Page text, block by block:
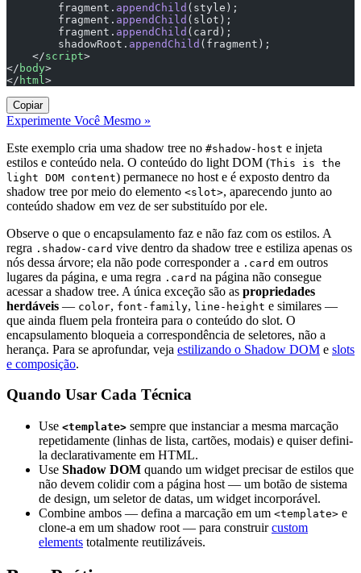
        fragment.
appendChild (style);
        fragment.
appendChild (slot);
        fragment.
appendChild (card);
        shadowRoot.
appendChild (fragment);
    </
script>
</ body>
</ html >
Copiar
Experimente Você Mesmo »
Este exemplo cria uma shadow tree no #shadow-host e injeta
estilos e conteúdo nela. O conteúdo do light DOM (This is the
light DOM content) permanece no host e é exposto dentro da
shadow tree por meio do elemento <slot>, aparecendo junto ao
conteúdo shadow em vez de ser substituído por ele.
Observe o que o encapsulamento faz e não faz com os estilos. A
regra .shadow-card vive dentro da shadow tree e estiliza apenas os
nós dessa árvore; ela não pode corresponder a .card em outros
lugares da página, e uma regra .card na página não consegue
acessar a shadow tree. A única exceção são as propriedades
herdáveis — color, font-family, line-height e similares —
que ainda fluem pela fronteira para o conteúdo do slot. O
encapsulamento bloqueia a correspondência de seletores, não a
herança. Para se aprofundar, veja estilizando o Shadow DOM e slots
e composição.
Quando Usar Cada Técnica
Use <template> sempre que instanciar a mesma marcação
repetidamente (linhas de lista, cartões, modais) e quiser defini-
la declarativamente em HTML.
Use Shadow DOM quando um widget precisar de estilos que
não devem colidir com a página host — um botão de sistema
de design, um seletor de datas, um widget incorporável.
Combine ambos — defina a marcação em um <template> e
clone-a em um shadow root — para construircustom
elements totalmente reutilizáveis.